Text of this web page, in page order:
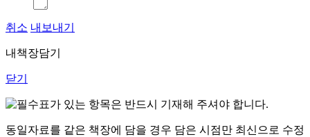
취소 내보내기
내책장담기
닫기
표가 있는 항목은 반드시 기재해 주셔야 합니다.
동일자료를 같은 책장에 담을 경우 담은 시점만 최신으로 수정